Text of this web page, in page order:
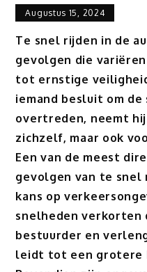
Augustus 15, 2024
Te snel rijden in de
gevolgen die
tot ernstige
iemand besluit om
overtreden, neemt
zichzelf, maar ook
Een van de meest
gevolgen van te snel
kans op
snelheden verkorten
bestuurder en
leidt tot een grotere